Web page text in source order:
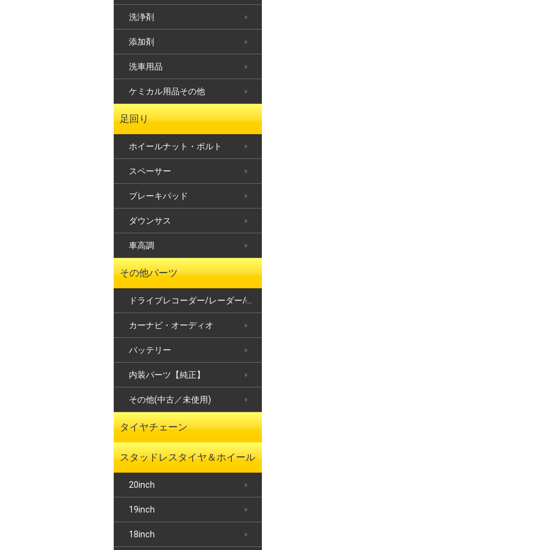
洗浄剤
添加剤
洗車用品
ケミカル用品その他
足回り
ホイールナット・ボルト
スペーサー
ブレーキパッド
ダウンサス
車高調
その他パーツ
ドライブレコーダー/レーダー/ETC
カーナビ・オーディオ
バッテリー
内装パーツ【純正】
その他(中古／未使用)
タイヤチェーン
スタッドレスタイヤ＆ホイール
20inch
19inch
18inch